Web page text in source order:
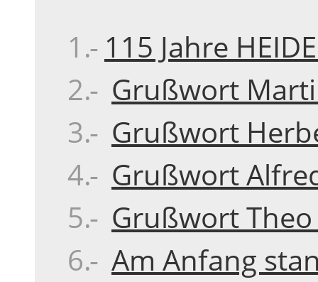
115 Jahre
Grußwort
Grußwort
Grußwort
Grußwort
Am Anfang